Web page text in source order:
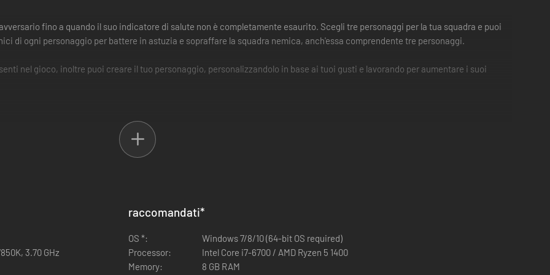
fino a quando il suo indicatore di salute non è completamente esaurito. Scegli tre personaggi per la tua squadra e puoi
di ogni personaggio per battere in astuzia e sopraffare la squadra nemica, anch'essa comprendente tre personaggi.
nel gioco, inoltre puoi creare il tuo personaggio, personalizzandolo in base ai tuoi gusti e lavorando per aumentare i suoi
attivate premendo dei pulsanti. Ma non devi fare fatica a imparare comandi diversi per ogni mossa: i pulsanti di attacco
è quello che farà il personaggio premendo quel tal pulsante.
più pulsanti, e la squadra nel suo insieme lavorerà per sconfiggere il nemico, quindi non è necessario saltare da un
e amate, sia in Giappone che in tutto il mondo. Ecco alcune delle serie i cui personaggi appaiono in questo gioco:
3.70 GHz
raccomandati*
OS *:
Windows 7/8/10 (64-bit OS required)
Processor:
Intel Core i7-6700 / AMD Ryzen 5 1400
Memory:
8 GB RAM